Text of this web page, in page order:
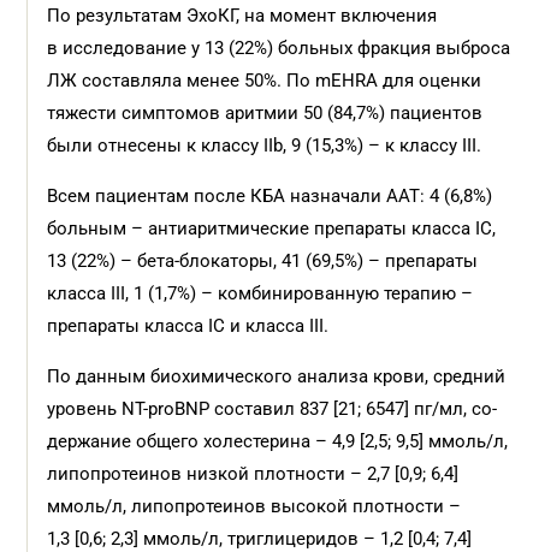
По результатам ЭхоКГ, на момент включения
в исследование у 13 (22%) больных фракция выброса
ЛЖ составляла менее 50%. По mEHRA для оценки
тяжести симптомов аритмии 50 (84,7%) пациентов
были отнесены к классу IIb, 9 (15,3%) – к классу III.
Всем пациентам после КБА назначали ААТ: 4 (6,8%)
больным – антиаритмические препараты класса IС,
13 (22%) – бета-блокаторы, 41 (69,5%) – препараты
класса III, 1 (1,7%) – комбинированную терапию –
препараты класса IС и класса III.
По данным биохимического анализа крови, средний
уровень NT-proBNP составил 837 [21; 6547] пг/мл, со­
держание общего холестерина – 4,9 [2,5; 9,5] ммоль/л,
липопротеинов низкой плотности – 2,7 [0,9; 6,4]
ммоль/л, липопротеинов высокой плотности –
1,3 [0,6; 2,3] ммоль/л, триглицеридов – 1,2 [0,4; 7,4]